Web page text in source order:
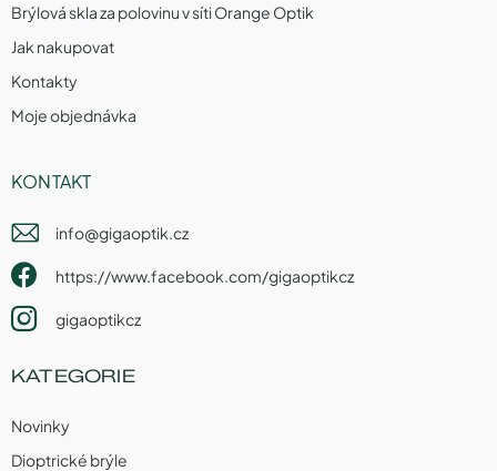
Brýlová skla za polovinu v síti Orange Optik
Jak nakupovat
Kontakty
Moje objednávka
KONTAKT
info@gigaoptik.cz
https://www.facebook.com/gigaoptikcz
gigaoptikcz
KATEGORIE
Novinky
Dioptrické brýle